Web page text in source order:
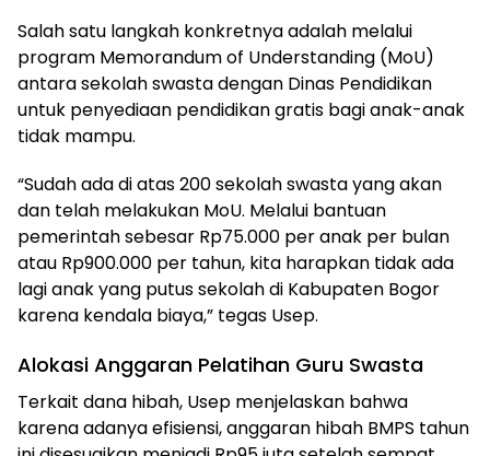
Salah satu langkah konkretnya adalah melalui
program Memorandum of Understanding (MoU)
antara sekolah swasta dengan Dinas Pendidikan
untuk penyediaan pendidikan gratis bagi anak-anak
tidak mampu.
“Sudah ada di atas 200 sekolah swasta yang akan
dan telah melakukan MoU. Melalui bantuan
pemerintah sebesar Rp75.000 per anak per bulan
atau Rp900.000 per tahun, kita harapkan tidak ada
lagi anak yang putus sekolah di Kabupaten Bogor
karena kendala biaya,” tegas Usep.
Alokasi Anggaran Pelatihan Guru Swasta
Terkait dana hibah, Usep menjelaskan bahwa
karena adanya efisiensi, anggaran hibah BMPS tahun